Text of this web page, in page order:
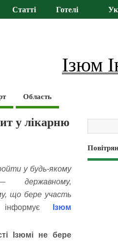
Статті Готелі
Ізюм
Область
у лікарню
у будь-якому
державному,
що бере участь
Ізюм
Ізюмі не бере